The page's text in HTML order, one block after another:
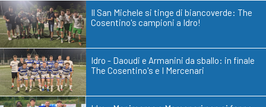
Il San Michele si tinge di biancoverde: The
Cosentino's campioni a Idro!
Idro - Daoudi e Armanini da sballo: in finale
The Cosentino's e I Mercenari